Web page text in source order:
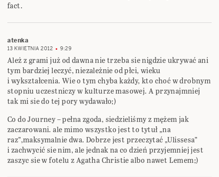
fact.
atenka
13 KWIETNIA 2012 9:29
Ależ z grami już od dawna nie trzeba sie nigdzie ukrywać ani
tym bardziej leczyć, niezależnie od płci, wieku
i wykształcenia. Wie o tym chyba każdy, kto choć w drobnym
stopniu uczestniczy w kulturze masowej. A przynajmniej
tak mi sie do tej pory wydawało;)
Co do Journey – pełna zgoda, siedzieliśmy z mężem jak
zaczarowani. ale mimo wszystko jest to tytuł „na
raz”,maksymalnie dwa. Dobrze jest przeczytać „Ulissesa”
i zachwycić sie nim, ale jednak na co dzień przyjemniej jest
zaszyc sie w fotelu z Agatha Christie albo nawet Lemem;)